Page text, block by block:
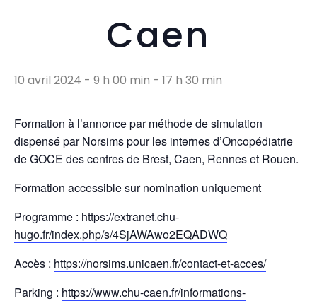
Caen
10 avril 2024 - 9 h 00 min - 17 h 30 min
Formation à l’annonce par méthode de simulation
dispensé par Norsims pour les internes d’Oncopédiatrie
de GOCE des centres de Brest, Caen, Rennes et Rouen.
Formation accessible sur nomination uniquement
Programme : https://extranet.chu-
hugo.fr/index.php/s/4SjAWAwo2EQADWQ
Accès : https://norsims.unicaen.fr/contact-et-acces/
Parking : https://www.chu-caen.fr/informations-